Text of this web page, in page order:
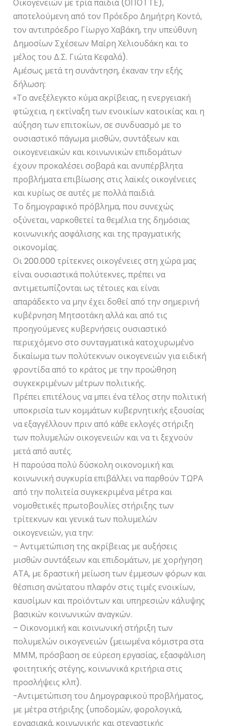
Οικογενειών με τρία παιδιά (ΟΠΟΤΤΕ),
αποτελούμενη από τον Πρόεδρο Δημήτρη Κοντό,
τον αντιπρόεδρο Γίωργο Χαβάκη, την υπεύθυνη
Δημοσίων Σχέσεων Μαίρη Χελιουδάκη και το
μέλος του Δ.Σ. Γιώτα Κεφαλά).
Αμέσως μετά τη συνάντηση, έκαναν την εξής
δήλωση:
«Το ανεξέλεγκτο κύμα ακρίβειας, η ενεργειακή
φτώχεια, η εκτίναξη των ενοικίων κατοικίας και η
αύξηση των επιτοκίων, σε συνδυασμό με το
ουσιαστικό πάγωμα μισθών, συντάξεων και
οικογενειακών και κοινωνικών επιδομάτων
έχουν προκαλέσει σοβαρά και ανυπέρβλητα
προβλήματα επιβίωσης στις λαϊκές οικογένειες
και κυρίως σε αυτές με πολλά παιδιά.
Το δημογραφικό πρόβλημα, που συνεχώς
οξύνεται, ναρκοθετεί τα θεμέλια της δημόσιας
κοινωνικής ασφάλισης και της πραγματικής
οικονομίας.
Οι 200.000 τρίτεκνες οικογένειες στη χώρα μας
είναι ουσιαστικά πολύτεκνες, πρέπει να
αντιμετωπίζονται ως τέτοιες και είναι
απαράδεκτο να μην έχει δοθεί από την σημερινή
κυβέρνηση Μητσοτάκη αλλά και από τις
προηγούμενες κυβερνήσεις ουσιαστικό
περιεχόμενο στο συνταγματικά κατοχυρωμένο
δικαίωμα των πολύτεκνων οικογενειών για ειδική
φροντίδα από το κράτος με την προώθηση
συγκεκριμένων μέτρων πολιτικής.
Πρέπει επιτέλους να μπει ένα τέλος στην πολιτική
υποκρισία των κομμάτων κυβερνητικής εξουσίας
να εξαγγέλλουν πριν από κάθε εκλογές στήριξη
των πολυμελών οικογενειών και να τι ξεχνούν
μετά από αυτές.
Η παρούσα πολύ δύσκολη οικονομική και
κοινωνική συγκυρία επιβάλλει να παρθούν ΤΩΡΑ
από την πολιτεία συγκεκριμένα μέτρα και
νομοθετικές πρωτοβουλίες στήριξης των
τρίτεκνων και γενικά των πολυμελών
οικογενειών, για την:
– Αντιμετώπιση της ακρίβειας με αυξήσεις
μισθών συντάξεων και επιδομάτων, με χορήγηση
ΑΤΑ, με δραστική μείωση των έμμεσων φόρων και
θέσπιση ανώτατου πλαφόν στις τιμές ενοικίων,
καυσίμων και προϊόντων και υπηρεσιών κάλυψης
βασικών κοινωνικών αναγκών.
– Οικονομική και κοινωνική στήριξη των
πολυμελών οικογενειών (μειωμένα κόμιστρα στα
ΜΜΜ, πρόσβαση σε εύρεση εργασίας, εξασφάλιση
φοιτητικής στέγης, κοινωνικά κριτήρια στις
προσλήψεις κλπ).
-Αντιμετώπιση του Δημογραφικού προβλήματος,
με μέτρα στήριξης (υποδομών, φορολογικά,
εργασιακά, κοινωνικής και στεγαστικής